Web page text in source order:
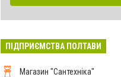
ПІДПРИЄМСТВА ПОЛТАВИ
Магазин "Сантехніка"